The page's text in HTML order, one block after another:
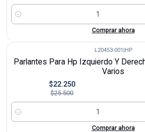
Cantidad
Comprar ahora
L20453-001 |HP
Parlantes Para Hp Izquierdo Y
Varios
$22.250
$25.500
Cantidad
Comprar ahora